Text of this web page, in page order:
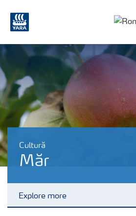
Cultură
Măr
Explore more